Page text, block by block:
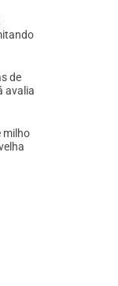
de
avalia
milho